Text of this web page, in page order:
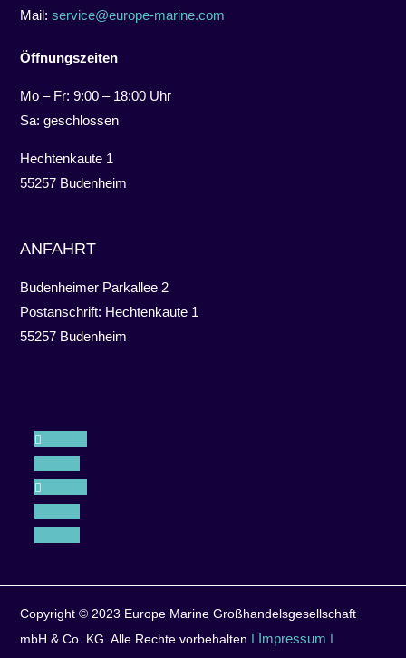
Mail:service@europe-marine.com
Öffnungszeiten
Mo – Fr: 9:00 – 18:00 Uhr
Sa: geschlossen
Hechtenkaute 1
55257 Budenheim
ANFAHRT
Budenheimer Parkallee 2
Postanschrift: Hechtenkaute 1
55257 Budenheim
Copyright © 2023 Europe Marine Großhandelsgesellschaft
mbH & Co. KG. Alle Rechte vorbehalten I Impressum I